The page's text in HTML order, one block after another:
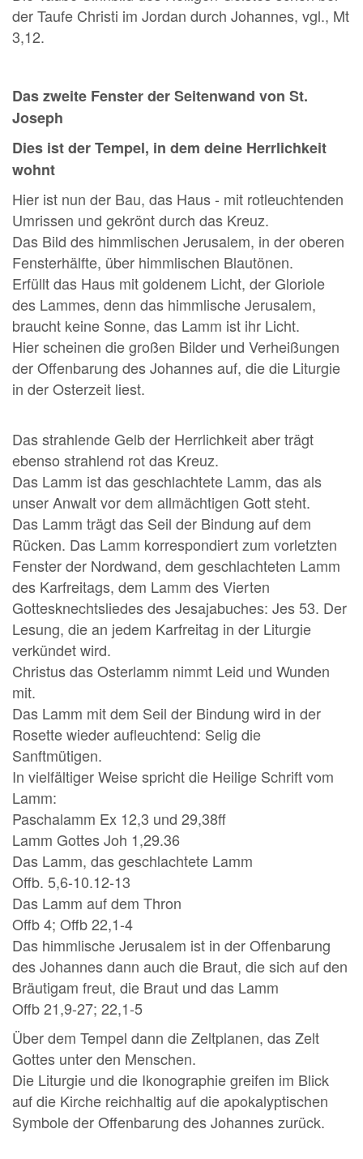
der Taufe Christi im Jordan durch Johannes, vgl., Mt
3,12.
Das zweite Fenster der Seitenwand von St.
Joseph
Dies ist der Tempel, in dem deine Herrlichkeit
wohnt
Hier ist nun der Bau, das Haus - mit rotleuchtenden
Umrissen und gekrönt durch das Kreuz.
Das Bild des himmlischen Jerusalem, in der oberen
Fensterhälfte, über himmlischen Blautönen.
Erfüllt das Haus mit goldenem Licht, der Gloriole
des Lammes, denn das himmlische Jerusalem,
braucht keine Sonne, das Lamm ist ihr Licht.
Hier scheinen die großen Bilder und Verheißungen
der Offenbarung des Johannes auf, die die Liturgie
in der Osterzeit liest.
Das strahlende Gelb der Herrlichkeit aber trägt
ebenso strahlend rot das Kreuz.
Das Lamm ist das geschlachtete Lamm, das als
unser Anwalt vor dem allmächtigen Gott steht.
Das Lamm trägt das Seil der Bindung auf dem
Rücken. Das Lamm korrespondiert zum vorletzten
Fenster der Nordwand, dem geschlachteten Lamm
des Karfreitags, dem Lamm des Vierten
Gottesknechtsliedes des Jesajabuches: Jes 53. Der
Lesung, die an jedem Karfreitag in der Liturgie
verkündet wird.
Christus das Osterlamm nimmt Leid und Wunden
mit.
Das Lamm mit dem Seil der Bindung wird in der
Rosette wieder aufleuchtend: Selig die
Sanftmütigen.
In vielfältiger Weise spricht die Heilige Schrift vom
Lamm:
Paschalamm Ex 12,3 und 29,38ff
Lamm Gottes Joh 1,29.36
Das Lamm, das geschlachtete Lamm
Offb. 5,6-10.12-13
Das Lamm auf dem Thron
Offb 4; Offb 22,1-4
Das himmlische Jerusalem ist in der Offenbarung
des Johannes dann auch die Braut, die sich auf den
Bräutigam freut, die Braut und das Lamm
Offb 21,9-27; 22,1-5
Über dem Tempel dann die Zeltplanen, das Zelt
Gottes unter den Menschen.
Die Liturgie und die Ikonographie greifen im Blick
auf die Kirche reichhaltig auf die apokalyptischen
Symbole der Offenbarung des Johannes zurück.